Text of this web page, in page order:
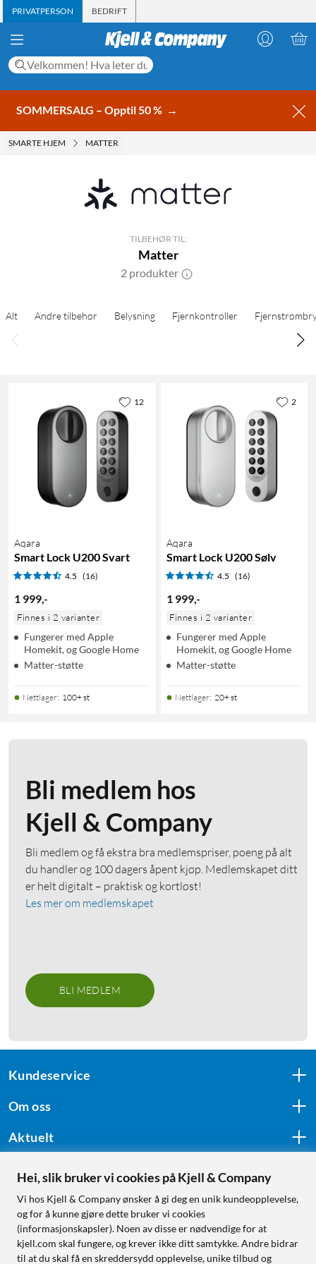
PRIVATPERSON BEDRIFT
SOMMERSALG – Opptil 50 % →
SMARTE HJEM MATTER
TILBEHØR TIL:
Matter
2 produkter
Alt Andre tilbehør Belysning Fjernkontroller
Aqara
Smart Lock U200 Svart
4.5 (16)
1 999,-
Finnes i 2 varianter
Fungerer med Apple
Homekit, og Google Home
Matter-støtte
Nettlager: 100+ st
12
Aqara
Smart Lock U200 Sølv
4.5 (16)
1 999,-
Finnes i 2 varianter
Fungerer med Apple
Homekit, og Google Home
Matter-støtte
Nettlager: 20+ st
2
Bli medlem hos
Kjell & Company
Bli medlem og få ekstra bra medlemspriser, poeng på alt
du handler og 100 dagers åpent kjøp. Medlemskapet ditt
er helt digitalt – praktisk og kortløst!
Les mer om medlemskapet
BLI MEDLEM
Kundeservice
Om oss
Aktuelt
Følg oss
Handle fra:
Hei, slik bruker vi cookies på Kjell & Company
Vi hos Kjell & Company ønsker å gi deg en unik kundeopplevelse,
og for å kunne gjøre dette bruker vi cookies
(informasjonskapsler). Noen av disse er nødvendige for at
kjell.com skal fungere, og krever ikke ditt samtykke. Andre bidrar
til at du skal få en skreddersydd opplevelse, unike tilbud og